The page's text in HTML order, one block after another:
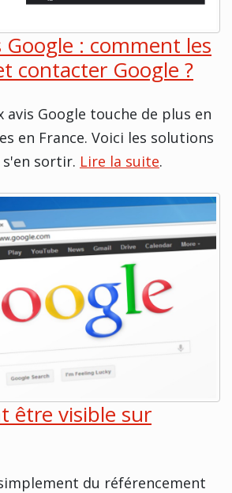
Google : comment les
contacter Google ?
avis Google touche de plus en
en France. Voici les solutions
sortir. Lire la suite.
être visible sur
du référencement